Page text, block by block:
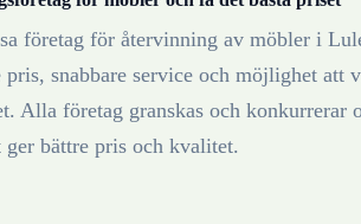
företag för återvinning av möbler i
snabbare service och möjlighet att
Alla företag granskas och konkurrerar
bättre pris och kvalitet.